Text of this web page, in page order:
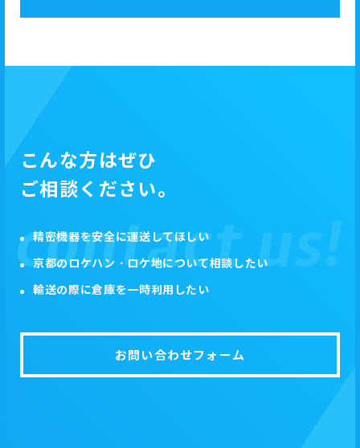
こんな方はぜひ
ご相談ください。
精密機器を安全に運送してほしい
京都のロケハン・ロケ地について相談したい
輸送の際に倉庫を一時利用したい
お問い合わせフォーム